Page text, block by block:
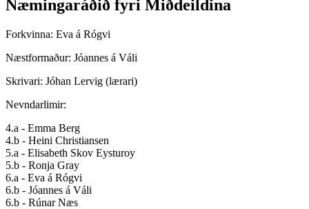
Næmingaráðið fyri Miðdeildina
Forkvinna: Eva á Rógvi
Næstformaður: Jóannes á Váli
Skrivari: Jóhan Lervig (lærari)
Nevndarlimir:
4.a - Emma Berg
4.b - Heini Christiansen
5.a - Elisabeth Skov Eysturoy
5.b - Ronja Gray
6.a - Eva á Rógvi
6.b - Jóannes á Váli
6.b - Rúnar Næs